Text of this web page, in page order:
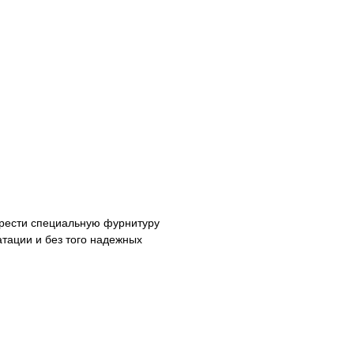
специальную фурнитуру
и без того надежных